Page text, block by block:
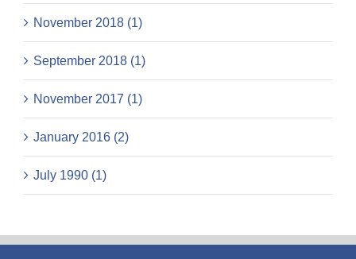
November 2018 (1)
September 2018 (1)
November 2017 (1)
January 2016 (2)
July 1990 (1)